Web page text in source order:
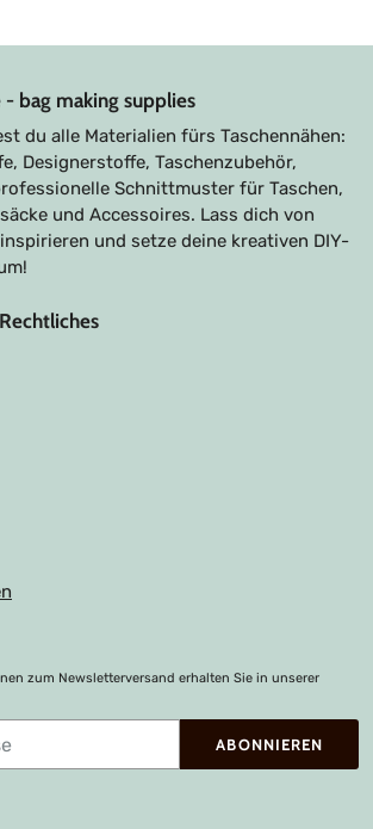
bag making supplies
du alle Materialien fürs Taschennähen:
Designerstoffe, Taschenzubehör,
Schnittmuster für Taschen,
und Accessoires. Lass dich von
und setze deine kreativen DIY-
zum Newsletterversand erhalten Sie in unserer
ABONNIEREN